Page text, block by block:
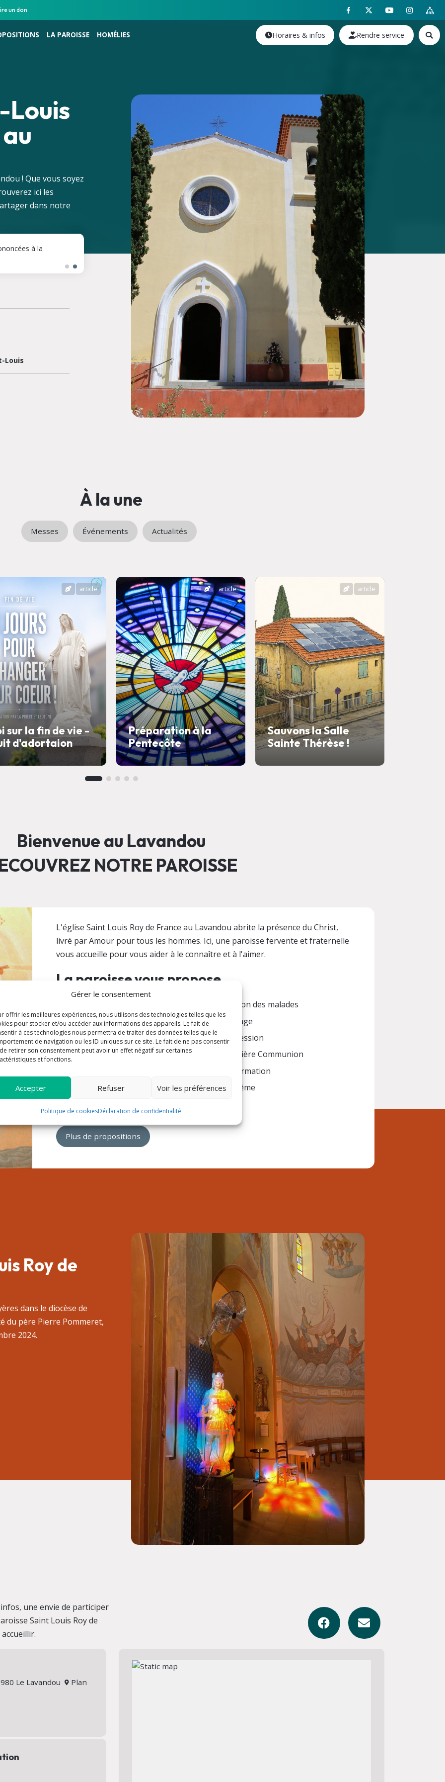
Gérer le consentement
offrir les meilleures expériences, nous utilisons des technologies telles que les
pour stocker et/ou accéder aux informations des appareils. Le fait de
à ces technologies nous permettra de traiter des données telles que le
de navigation ou les ID uniques sur ce site. Le fait de ne pas consentir
retirer son consentement peut avoir un effet négatif sur certaines
et fonctions.
Accepter Refuser Voir les préférences
Politique de cookiesDéclaration de confidentialité
un don
LA PAROISSE HOMÉLIES Horaires & infos Rendre service
Louis
! Que vous soyez
ici les
dans notre
à la
"Magnifica Humanitas" : 14 août, Débat sur le thème : IA,
Détails
Louis
À la une
Messes Événements Actualités
sur la fin de vie -
d'adortaion
article
Préparation à la
Pentecôte
article
Sauvons la Salle
Sainte Thérèse !
article
Bienvenue au Lavandou
NOTRE PAROISSE
L'église Saint Louis Roy de France au Lavandou abrite la présence du Christ,
livré par Amour pour tous les hommes. Ici, une paroisse fervente et fraternelle
vous accueille pour vous aider à le connaître et à l'aimer.
La paroisse vous propose
Formation
Messe
Prière
Sacrements
Onction des malades
Mariage
Confession
Première Communion
Confirmation
Baptême
Plus de propositions
Roy de
dans le diocèse de
du père Pierre Pommeret,
2024.
une envie de participer
Saint Louis Roy de
Le Lavandou
Plan